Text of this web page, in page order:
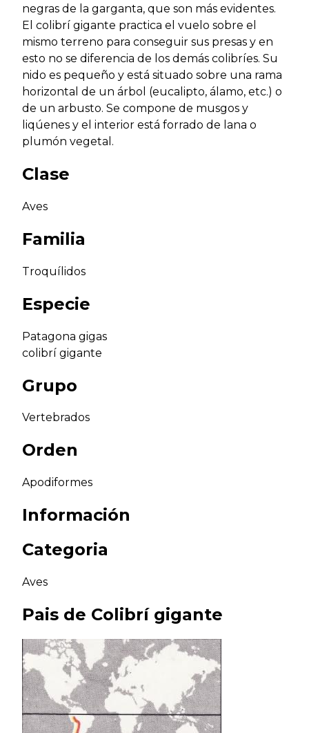
negras de la garganta, que son más evidentes.
El colibrí gigante practica el vuelo sobre el
mismo terreno para conseguir sus presas y en
esto no se diferencia de los demás colibríes. Su
nido es pequeño y está situado sobre una rama
horizontal de un árbol (eucalipto, álamo, etc.) o
de un arbusto. Se compone de musgos y
liqúenes y el interior está forrado de lana o
plumón vegetal.
Clase
Aves
Familia
Troquílidos
Especie
Patagona gigas
colibrí gigante
Grupo
Vertebrados
Orden
Apodiformes
Información
Categoria
Aves
Pais de Colibrí gigante